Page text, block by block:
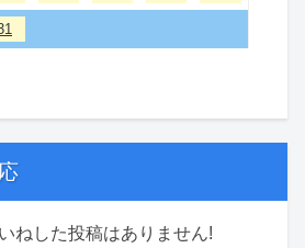
ねした投稿はありません!